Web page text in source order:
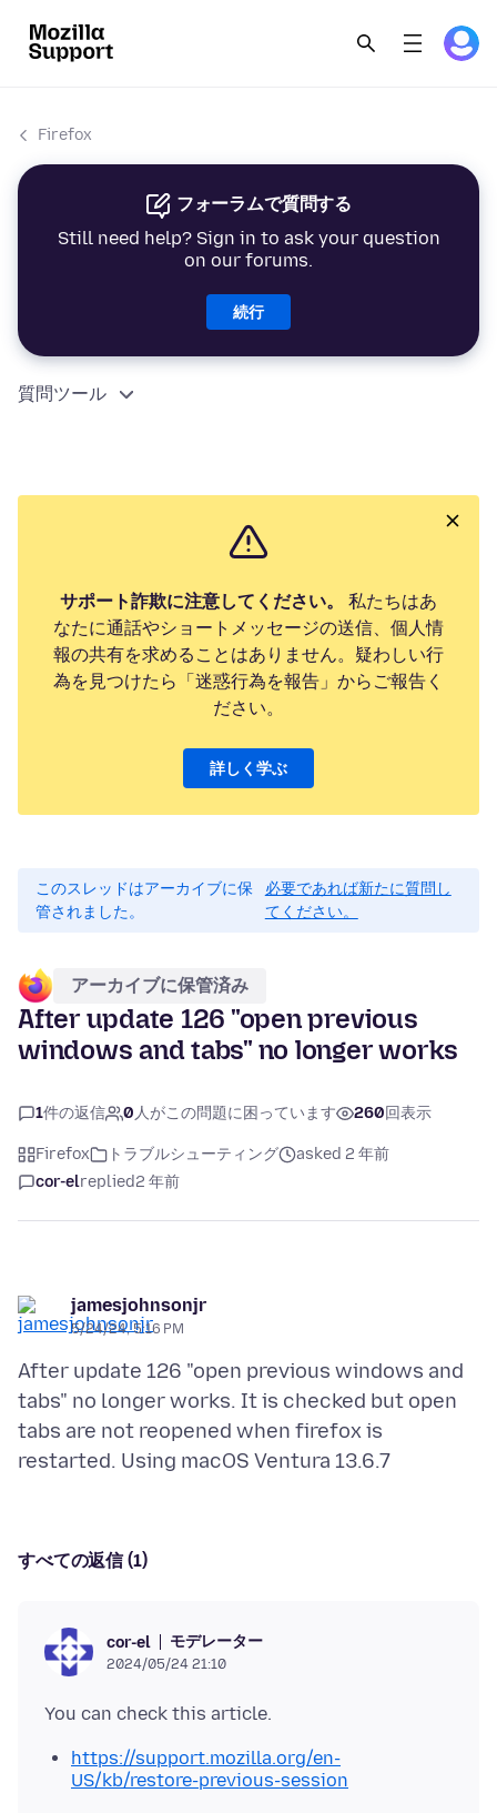
Firefox
フォーラムで質問する
Still need help? Sign in to ask your question
on our forums.
続行
質問ツール
サポート詐欺に注意してください。
私たちはあ
なたに通話やショートメッセージの送信、個人情
報の共有を求めることはありません。疑わしい行
為を見つけたら「迷惑行為を報告」からご報告く
ださい。
詳しく学ぶ
このスレッドはアーカイブに保
管されました。
必要であれば新たに質問し
てください。
アーカイブに保管済み
After update 126 "open previous
windows and tabs" no longer works
1件の返信 0人がこの問題に困っています 260回表示
Firefox トラブルシューティング
asked 2 年前
cor-elreplied2 年前
jamesjohnsonjr
5/24/24, 5:16 PM
After update 126 "open previous windows and
tabs" no longer works. It is checked but open
tabs are not reopened when firefox is
すべての返信 (1)
cor-el モデレーター
2024/05/24 21:10
https://support.mozilla.org/en-
US/kb/restore-previous-session